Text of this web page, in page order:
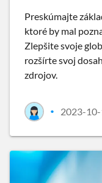
Preskúmajte
ktoré by mal
Zlepšite svoje
rozšírte svoj
zdrojov.
• 2023-